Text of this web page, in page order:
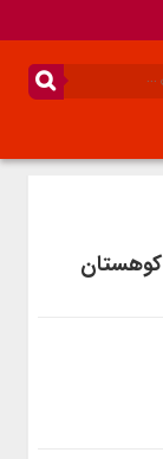
کوهستان